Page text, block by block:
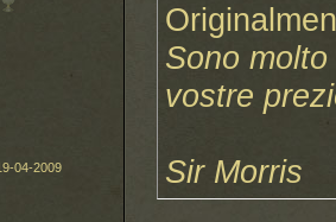
04-2009
Sono
vostre
Sir Morris